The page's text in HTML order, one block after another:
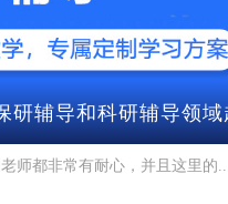
研辅导和科研辅导领
师都非常有耐心，并且这里的